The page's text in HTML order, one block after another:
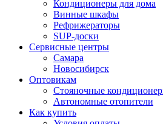
Кондиционеры для дома
Винные шкафы
Рефрижераторы
SUP-доски
Сервисные центры
Самара
Новосибирск
Оптовикам
Стояночные
Автономные отопители
Как купить